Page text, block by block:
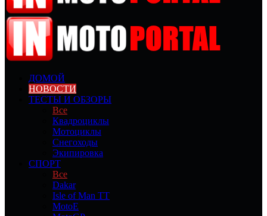
ДОМОЙ
НОВОСТИ
ТЕСТЫ И ОБЗОРЫ
Все
Квадроциклы
Мотоциклы
Снегоходы
Экипировка
СПОРТ
Все
Dakar
Isle of Man TT
MotoE